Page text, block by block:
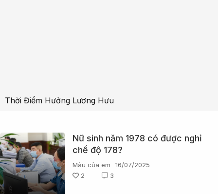
Thời Điểm Hưởng Lương Hưu
Nữ sinh năm 1978 có được nghỉ
chế độ 178?
Màu của em
16/07/2025
2
3